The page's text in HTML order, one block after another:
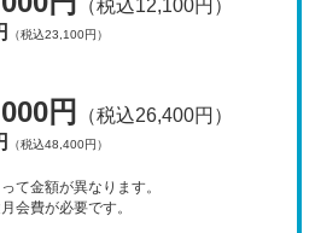
（税込12,100円）
（税込23,100円）
円 （税込26,400円）
（税込48,400円）
て金額が異なります。
会費が必要です。